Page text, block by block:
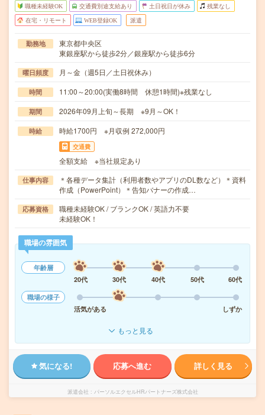
職種未経験OK 交通費別途支給あり 土日祝日が休み 残業なし
在宅・リモート WEB登録OK 派遣
勤務地
東京都中央区
東銀座駅から徒歩2分／銀座駅から徒歩6分
曜日頻度 月～金（週5日／土日祝休み）
時間 11:00～20:00(実働8時間 休憩1時間)※残業なし
期間 2026年09月上旬～長期 ※9月～OK！
時給 時給1700円 ※月収例 272,000円
交通費
全額支給 ※当社規定あり
仕事内容
＊各種データ集計（利用者数やアプリのDL数など）＊資料
作成（PowerPoint）＊告知バナーの作成…
応募資格
職種未経験OK / ブランクOK / 英語力不要
未経験OK！
職場の雰囲気
年齢層
20代
30代 40代 50代
60代
職場の様子
活気がある
しずか
もっと見る
気になる! 応募へ進む 詳しく見る
派遣会社 パーソルエクセルHRパートナーズ株式会社